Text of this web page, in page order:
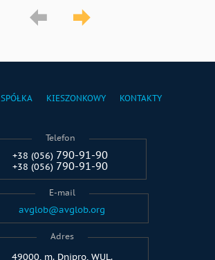
SPÓŁKA KIESZONKOWY KONTAKTY
Telefon
+38 (056) 790-91-90
+38 (056) 790-91-90
E-mail
avglob@avglob.org
Adres
49000, m. Dnipro, WUL.